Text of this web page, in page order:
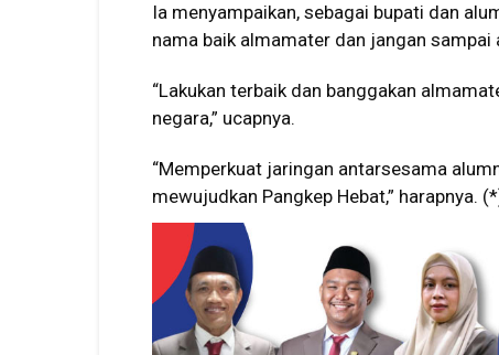
Ia menyampaikan, sebagai bupati dan
nama baik almamater dan jangan
“Lakukan terbaik dan banggakan
negara,” ucapnya.
“Memperkuat jaringan antarsesama
mewujudkan Pangkep Hebat,” harapnya.